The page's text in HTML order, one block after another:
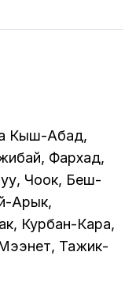
Кыш-Абад,
Фархад,
Чоок, Беш-
Арык,
Курбан-Кара,
Тажик-